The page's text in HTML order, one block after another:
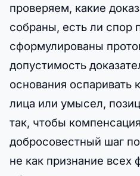
проверяем, какие
собраны, есть ли спор
сформулированы
допустимость
основания оспаривать
лица или умысел,
так, чтобы
добросовестный шаг
не как признание всех